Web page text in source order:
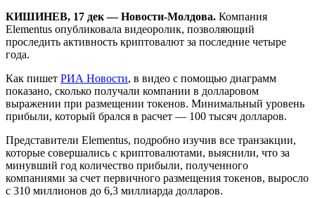
КИШИНЕВ, 17 дек — Новости-Молдова. Компания
Elementus опубликовала видеоролик, позволяющий
проследить активность криптовалют за последние четыре
года.
Как пишет РИА Новости, в видео с помощью диаграмм
показано, сколько получали компании в долларовом
выражении при размещении токенов. Минимальный уровень
прибыли, который брался в расчет — 100 тысяч долларов.
Представители Elementus, подробно изучив все транзакции,
которые совершались с криптовалютами, выяснили, что за
минувший год количество прибыли, полученного
компаниями за счет первичного размещения токенов, выросло
с 310 миллионов до 6,3 миллиарда долларов.